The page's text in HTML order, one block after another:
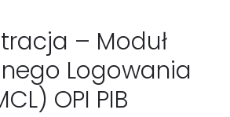
– Moduł
Logowania
OPI PIB